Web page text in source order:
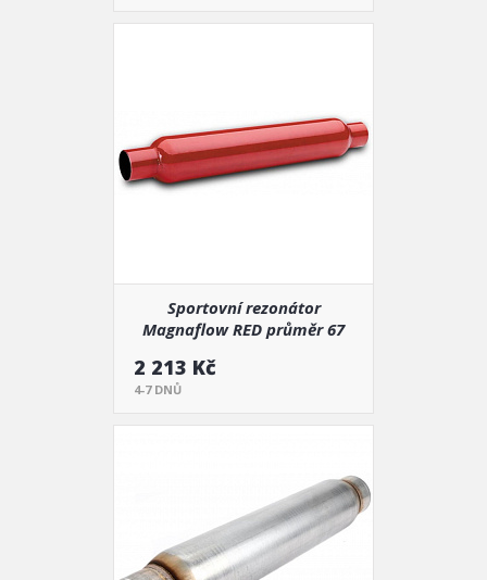
Sportovní rezonátor
Magnaflow RED průměr 67
2 213 Kč
4-7 DNŮ